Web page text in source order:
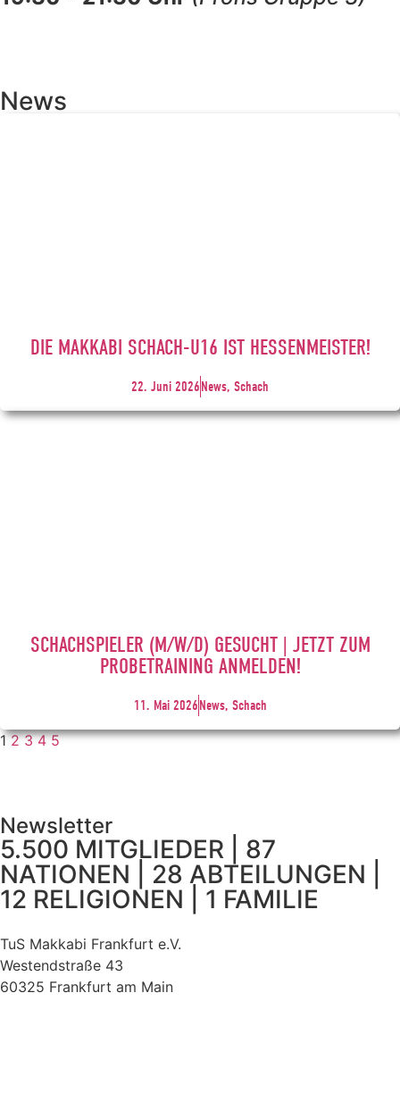
News
DIE MAKKABI SCHACH-U16 IST HESSENMEISTER!
22. Juni 2026 News, Schach
SCHACHSPIELER (M/W/D) GESUCHT | JETZT ZUM
PROBETRAINING ANMELDEN!
11. Mai 2026 News, Schach
1 2 3 4 5
Newsletter
5.500 MITGLIEDER | 87
NATIONEN | 28 ABTEILUNGEN |
12 RELIGIONEN | 1 FAMILIE
TuS Makkabi Frankfurt e.V.
Westendstraße 43
60325 Frankfurt am Main